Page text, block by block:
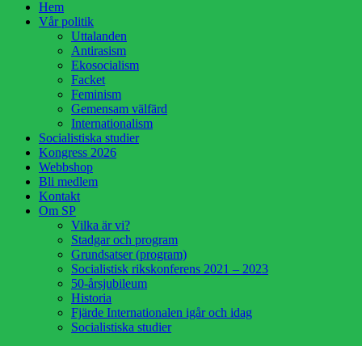
HoppaHem
Vår politik
Uttalanden
Antirasism
Ekosocialism
Facket
Feminism
Gemensam välfärd
Internationalism
Socialistiska studier
Kongress 2026
Webbshop
Bli medlem
Kontakt
Om SP
Vilka är vi?
Stadgar och program
Grundsatser (program)
Socialistisk rikskonferens 2021 – 2023
50-årsjubileum
Historia
Fjärde Internationalen igår och idag
Socialistiska studier